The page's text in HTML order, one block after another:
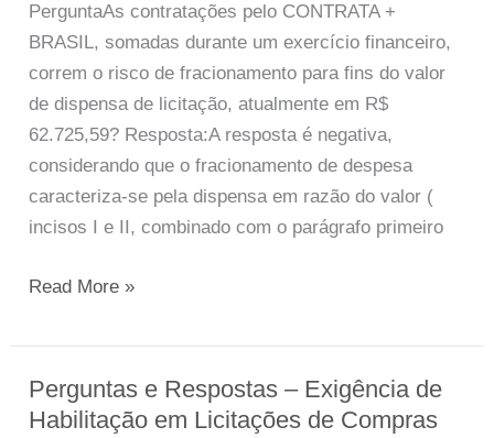
PerguntaAs contratações pelo CONTRATA +
BRASIL, somadas durante um exercício financeiro,
correm o risco de fracionamento para fins do valor
de dispensa de licitação, atualmente em R$
62.725,59? Resposta:A resposta é negativa,
considerando que o fracionamento de despesa
caracteriza-se pela dispensa em razão do valor (
incisos I e II, combinado com o parágrafo primeiro
pela
Plataforma
CONTRATA
+
BRASIL
Read More »
Perguntas e Respostas – Exigência de
Habilitação em Licitações de Compras
Perguntas
e